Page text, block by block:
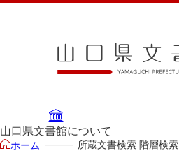
山口県文書館について
ホーム 所蔵文書検索 階層検索